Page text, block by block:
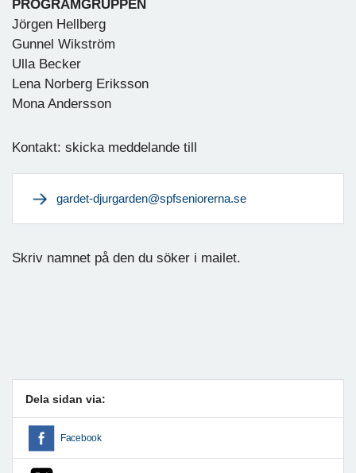
PROGRAMGRUPPEN
Jörgen Hellberg
Gunnel Wikström
Ulla Becker
Lena Norberg Eriksson
Mona Andersson
Kontakt: skicka meddelande till
gardet-djurgarden@spfseniorerna.se
Skriv namnet på den du söker i mailet.
Dela sidan via:
Facebook